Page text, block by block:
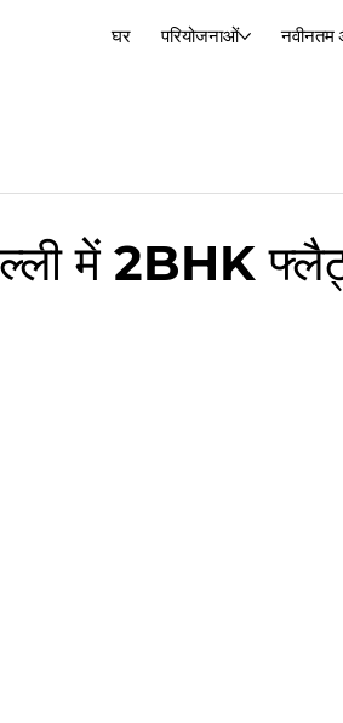
घर परियोजनाओं नवीनतम
में 2BHK